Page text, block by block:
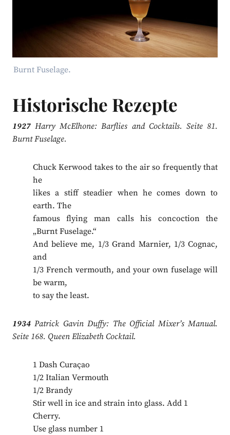
Burnt Fuselage.
Historische Rezepte
1927Harry McElhone: Barflies and Cocktails. Seite 81.
Burnt Fuselage.
Chuck Kerwood takes to the air so frequently that
he
likes a stiff steadier when he comes down to
earth. The
famous flying man calls his concoction the
„Burnt Fuselage.“
And believe me, 1/3 Grand Marnier, 1/3 Cognac,
and
1/3 French vermouth, and your own fuselage will
be warm,
to say the least.
1934Patrick Gavin Duffy: The Official Mixer’s Manual.
Seite 168. Queen Elizabeth Cocktail.
1 Dash Curaçao
1/2 Italian Vermouth
1/2 Brandy
Stir well in ice and strain into glass. Add 1
Cherry.
Use glass number 1